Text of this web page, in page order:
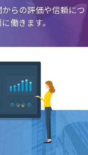
らの評価や信頼につ
働きます。